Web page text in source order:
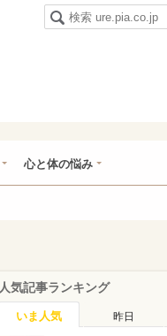
心と体の悩み
人気記事ランキング
いま人気 昨日